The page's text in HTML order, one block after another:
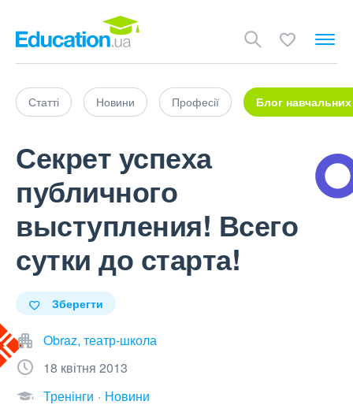
Статті Новини Професії Блог навчальних
Секрет успеха
публичного
выступления! Всего
сутки до старта!
Зберегти
Obraz, театр-школа
18 квітня 2013
Тренінги
Новини